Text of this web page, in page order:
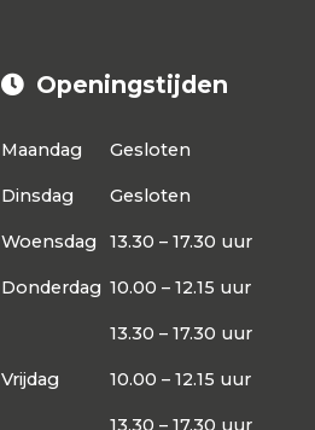
Openingstijden
Maandag Gesloten
Dinsdag Gesloten
Woensdag 13.30 – 17.30 uur
Donderdag 10.00 – 12.15 uur
13.30 – 17.30 uur
Vrijdag 10.00 – 12.15 uur
13.30 – 17.30 uur